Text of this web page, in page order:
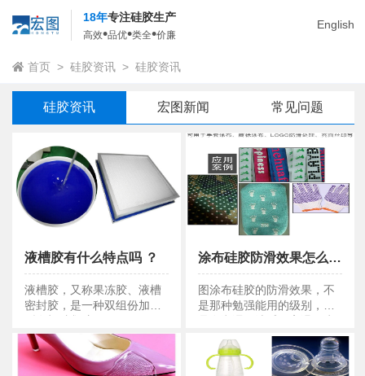
English
18年专注硅胶生产
高效•品优•类全•价廉
首页 > 硅胶资讯 > 硅胶资讯
硅胶资讯 宏图新闻 常见问题
液槽胶有什么特点吗 ？
液槽胶有什么特点吗 ？
液槽胶，又称果冻胶、液槽
密封胶，是一种双组份加成
涂布硅胶防滑效果怎么样 ？
涂布硅胶防滑效果怎么样 ？
图涂布硅胶的防滑效果，不
是那种勉强能用的级别，而
洗等极端条件下依然稳定输
出的级别。